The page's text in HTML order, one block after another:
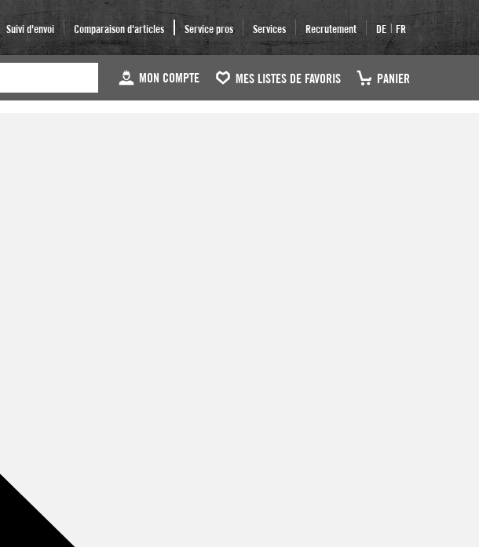
Suivi d'envoi Comparaison d'articles Service pros Services Recrutement DE | FR
MON COMPTE MES LISTES DE FAVORIS PANIER